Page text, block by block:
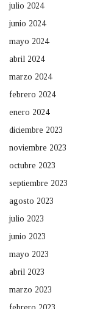
julio 2024
junio 2024
mayo 2024
abril 2024
marzo 2024
febrero 2024
enero 2024
diciembre 2023
noviembre 2023
octubre 2023
septiembre 2023
agosto 2023
julio 2023
junio 2023
mayo 2023
abril 2023
marzo 2023